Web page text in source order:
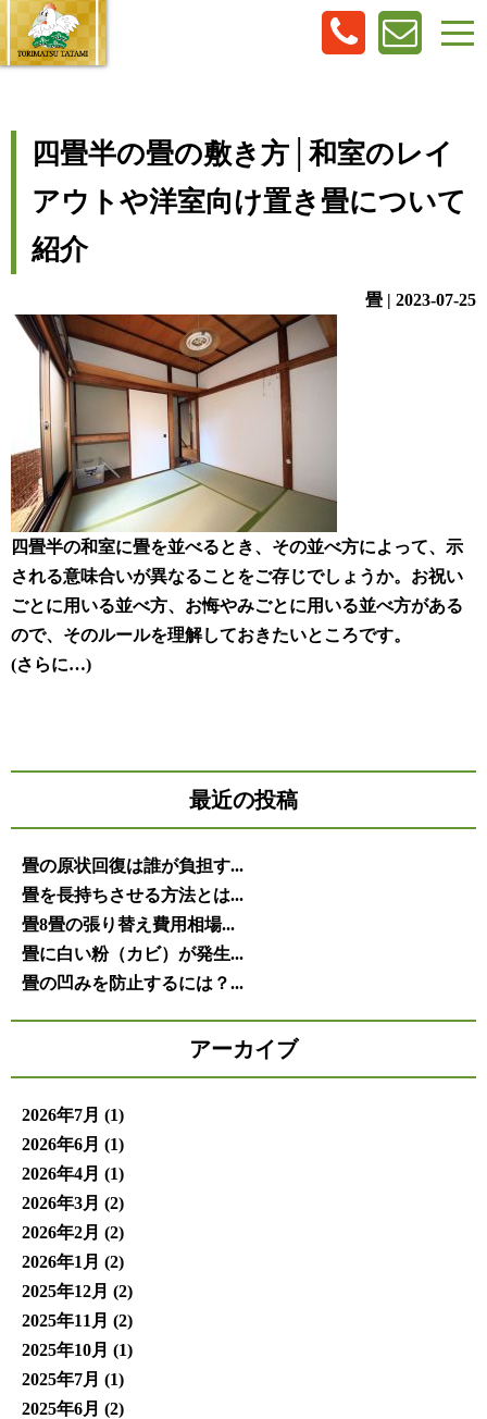
四畳半の畳の敷き方│和室のレイ
アウトや洋室向け置き畳について
紹介
畳 | 2023-07-25
四畳半の和室に畳を並べるとき、その並べ方によって、示
される意味合いが異なることをご存じでしょうか。お祝い
ごとに用いる並べ方、お悔やみごとに用いる並べ方がある
ので、そのルールを理解しておきたいところです。
(さらに…)
最近の投稿
畳の原状回復は誰が負担す...
畳を長持ちさせる方法とは...
畳8畳の張り替え費用相場...
畳に白い粉（カビ）が発生...
畳の凹みを防止するには？...
アーカイブ
2026年7月 (1)
2026年6月 (1)
2026年4月 (1)
2026年3月 (2)
2026年2月 (2)
2026年1月 (2)
2025年12月 (2)
2025年11月 (2)
2025年10月 (1)
2025年7月 (1)
2025年6月 (2)